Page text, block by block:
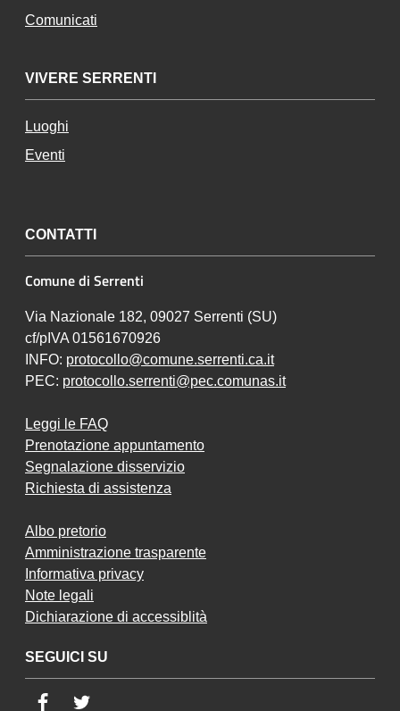
Comunicati
VIVERE SERRENTI
Luoghi
Eventi
CONTATTI
Comune di Serrenti
Via Nazionale 182, 09027 Serrenti (SU)
cf/pIVA 01561670926
INFO: protocollo@comune.serrenti.ca.it
PEC: protocollo.serrenti@pec.comunas.it
Leggi le FAQ
Prenotazione appuntamento
Segnalazione disservizio
Richiesta di assistenza
Albo pretorio
Amministrazione trasparente
Informativa privacy
Note legali
Dichiarazione di accessiblità
SEGUICI SU
Facebook